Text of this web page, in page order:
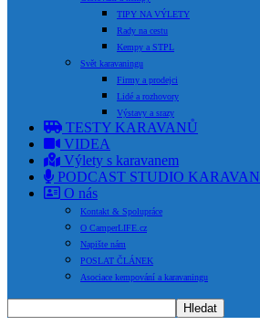
TIPY NA VÝLETY
Rady na cestu
Kempy a STPL
Svět karavaningu
Firmy a prodejci
Lidé a rozhovory
Výstavy a srazy
TESTY KARAVANŮ
VIDEA
Výlety s karavanem
PODCAST STUDIO KARAVAN
O nás
Kontakt & Spolupráce
O CamperLIFE.cz
Napište nám
POSLAT ČLÁNEK
Asociace kempování a karavaningu